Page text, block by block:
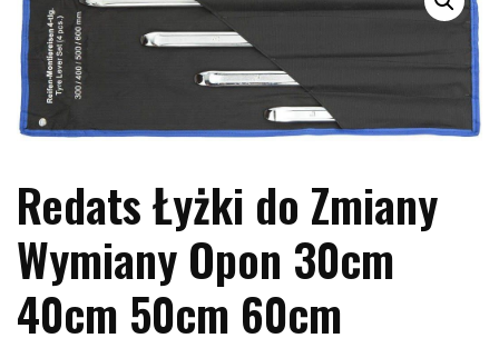
Redats Łyżki do Zmiany
Wymiany Opon 30cm
40cm 50cm 60cm